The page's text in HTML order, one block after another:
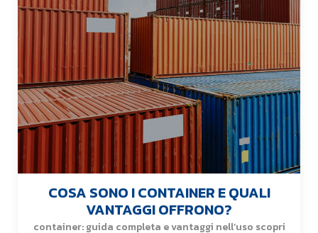
COSA SONO I CONTAINER E QUALI
VANTAGGI OFFRONO?
container: guida completa e vantaggi nell’uso scopri